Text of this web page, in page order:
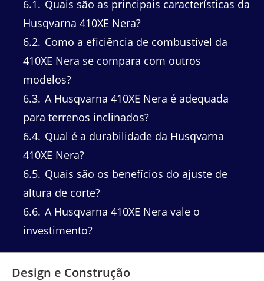
6.1
Quais são as principais características da
Husqvarna 410XE Nera?
6.2 Como a eficiência de combustível da
410XE Nera se compara com outros
modelos?
6.3 A Husqvarna 410XE Nera é adequada
para terrenos inclinados?
6.4 Qual é a durabilidade da Husqvarna
410XE Nera?
6.5 Quais são os benefícios do ajuste de
altura de corte?
6.6 A Husqvarna 410XE Nera vale o
investimento?
Design e Construção